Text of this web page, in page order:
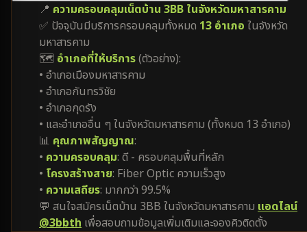
📍 ความครอบคลุมเน็ตบ้าน 3BB ในจังหวัดมหาสารคาม
✅ ปัจจุบันมีบริการครอบคลุมทั้งหมด 13 อำเภอ ในจังหวัด
มหาสารคาม
🗺️ อำเภอที่ให้บริการ(ตัวอย่าง):
• อำเภอเมืองมหาสารคาม
• อำเภอกันทรวิชัย
• อำเภอกุดรัง
• และอำเภออื่น ๆ ในจังหวัดมหาสารคาม (ทั้งหมด 13 อำเภอ)
📊 คุณภาพสัญญาณ:
• ความครอบคลุม: ดี - ครอบคลุมพื้นที่หลัก
• โครงสร้างสาย: Fiber Optic ความเร็วสูง
• ความเสถียร: มากกว่า 99.5%
💬 สนใจสมัครเน็ตบ้าน 3BB ในจังหวัดมหาสารคาม แอดไลน์
@3bbth เพื่อสอบถามข้อมูลเพิ่มเติมและจองคิวติดตั้ง